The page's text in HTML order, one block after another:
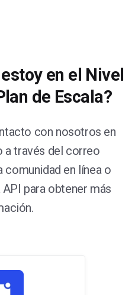
en el Nivel
de Escala?
con nosotros en
a través del correo
en línea o
para obtener más